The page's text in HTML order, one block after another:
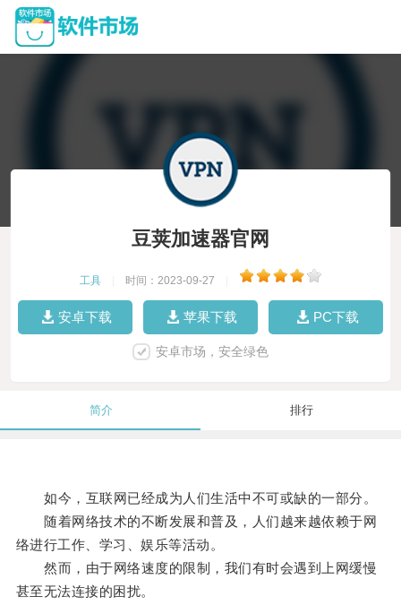
豆荚加速器官网
工具 时间：2023-09-27
安卓下载 苹果下载 PC下载
安卓市场，安全绿色
简介 排行
如今，互联网已经成为人们生活中不可或缺的一部分。
随着网络技术的不断发展和普及，人们越来越依赖于网
络进行工作、学习、娱乐等活动。
然而，由于网络速度的限制，我们有时会遇到上网缓慢
甚至无法连接的困扰。